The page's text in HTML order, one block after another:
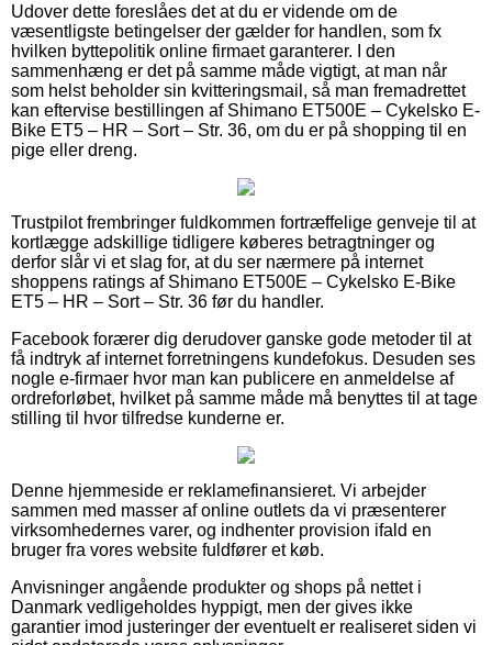
Udover dette foreslåes det at du er vidende om de
væsentligste betingelser der gælder for handlen, som fx
hvilken byttepolitik online firmaet garanterer. I den
sammenhæng er det på samme måde vigtigt, at man når
som helst beholder sin kvitteringsmail, så man fremadrettet
kan eftervise bestillingen af Shimano ET500E – Cykelsko E-
Bike ET5 – HR – Sort – Str. 36, om du er på shopping til en
pige eller dreng.
Trustpilot frembringer fuldkommen fortræffelige genveje til at
kortlægge adskillige tidligere køberes betragtninger og
derfor slår vi et slag for, at du ser nærmere på internet
shoppens ratings af Shimano ET500E – Cykelsko E-Bike
ET5 – HR – Sort – Str. 36 før du handler.
Facebook forærer dig derudover ganske gode metoder til at
få indtryk af internet forretningens kundefokus. Desuden ses
nogle e-firmaer hvor man kan publicere en anmeldelse af
ordreforløbet, hvilket på samme måde må benyttes til at tage
stilling til hvor tilfredse kunderne er.
Denne hjemmeside er reklamefinansieret. Vi arbejder
sammen med masser af online outlets da vi præsenterer
virksomhedernes varer, og indhenter provision ifald en
bruger fra vores website fuldfører et køb.
Anvisninger angående produkter og shops på nettet i
Danmark vedligeholdes hyppigt, men der gives ikke
garantier imod justeringer der eventuelt er realiseret siden vi